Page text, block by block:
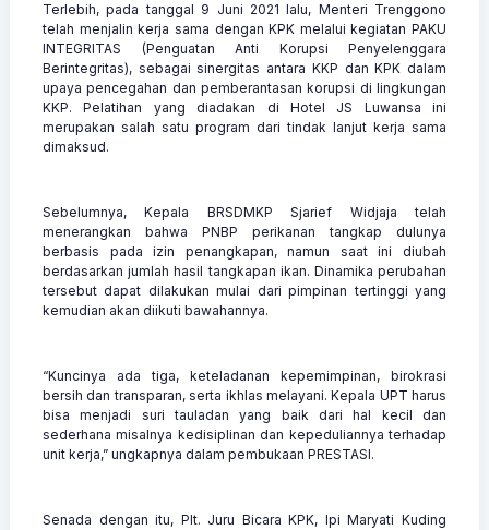
Terlebih, pada tanggal 9 Juni 2021 lalu, Menteri Trenggono
telah menjalin kerja sama dengan KPK melalui kegiatan PAKU
INTEGRITAS (Penguatan Anti Korupsi Penyelenggara
Berintegritas), sebagai sinergitas antara KKP dan KPK dalam
upaya pencegahan dan pemberantasan korupsi di lingkungan
KKP. Pelatihan yang diadakan di Hotel JS Luwansa ini
merupakan salah satu program dari tindak lanjut kerja sama
dimaksud.
Sebelumnya, Kepala BRSDMKP Sjarief Widjaja telah
menerangkan bahwa PNBP perikanan tangkap dulunya
berbasis pada izin penangkapan, namun saat ini diubah
berdasarkan jumlah hasil tangkapan ikan. Dinamika perubahan
tersebut dapat dilakukan mulai dari pimpinan tertinggi yang
kemudian akan diikuti bawahannya.
“Kuncinya ada tiga, keteladanan kepemimpinan, birokrasi
bersih dan transparan, serta ikhlas melayani. Kepala UPT harus
bisa menjadi suri tauladan yang baik dari hal kecil dan
sederhana misalnya kedisiplinan dan kepeduliannya terhadap
unit kerja,” ungkapnya dalam pembukaan PRESTASI.
Senada dengan itu, Plt. Juru Bicara KPK, Ipi Maryati Kuding